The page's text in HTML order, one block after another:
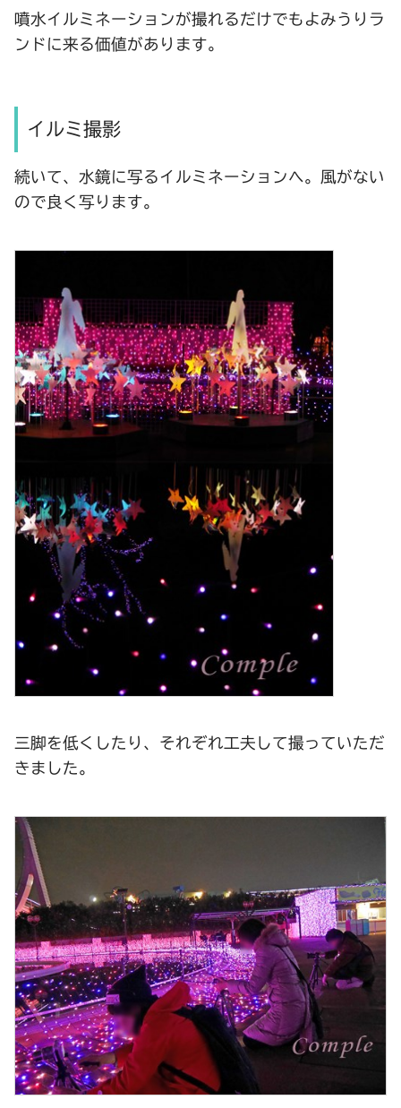
噴水イルミネーションが撮れるだけでもよみうりラ
ンドに来る価値があります。
イルミ撮影
続いて、水鏡に写るイルミネーションへ。風がない
ので良く写ります。
三脚を低くしたり、それぞれ工夫して撮っていただ
きました。